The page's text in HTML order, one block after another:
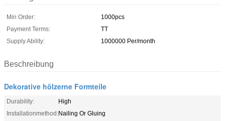
Min Order:
1000pcs
Payment Terms:
TT
Supply Ability:
1000000 Per/month
Beschreibung
Dekorative hölzerne Formteile
Durability:
High
Installationmethod:Nailing Or Gluing